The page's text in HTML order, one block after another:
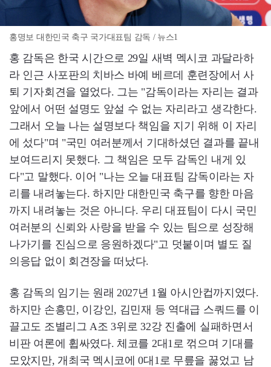
홍명보 대한민국 축구 국가대표팀 감독 / 뉴스1
홍 감독은 한국 시간으로 29일 새벽 멕시코 과달라하
라 인근 사포판의 치바스 바예 베르데 훈련장에서 사
퇴 기자회견을 열었다. 그는 "감독이라는 자리는 결과
앞에서 어떤 설명도 앞설 수 없는 자리라고 생각한다.
그래서 오늘 나는 설명보다 책임을 지기 위해 이 자리
에 섰다"며 "국민 여러분께서 기대하셨던 결과를 끝내
보여드리지 못했다. 그 책임은 모두 감독인 내게 있
다"고 말했다. 이어 "나는 오늘 대표팀 감독이라는 자
리를 내려놓는다. 하지만 대한민국 축구를 향한 마음
까지 내려놓는 것은 아니다. 우리 대표팀이 다시 국민
여러분의 신뢰와 사랑을 받을 수 있는 팀으로 성장해
나가기를 진심으로 응원하겠다"고 덧붙이며 별도 질
의응답 없이 회견장을 떠났다.
홍 감독의 임기는 원래 2027년 1월 아시안컵까지였다.
하지만 손흥민, 이강인, 김민재 등 역대급 스쿼드를 이
끌고도 조별리그 A조 3위로 32강 진출에 실패하면서
비판 여론에 휩싸였다. 체코를 2대1로 꺾으며 기대를
모았지만, 개최국 멕시코에 0대1로 무릎을 꿇었고 남